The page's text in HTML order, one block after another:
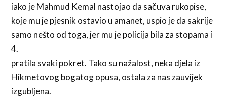
iako je Mahmud Kemal nastojao da sačuva rukopise,
koje mu je pjesnik ostavio u amanet, uspio je da sakrije
samo nešto od toga, jer mu je policija bila za stopama i
4.
pratila svaki pokret. Tako su nažalost, neka djela iz
Hikmetovog bogatog opusa, ostala za nas zauvijek
izgubljena.